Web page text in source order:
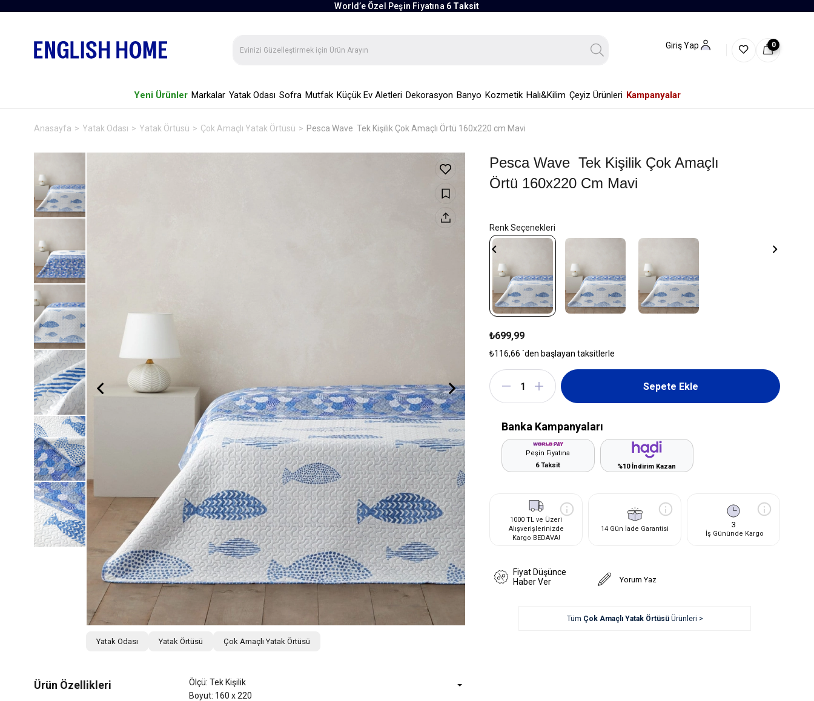
World’e Özel Peşin Fiyatına 6 Taksit
Giriş Yap 0
Yeni Ürünler Markalar Yatak Odası Sofra Mutfak Küçük Ev Aletleri Dekorasyon Banyo Kozmetik Halı&Kilim Çeyiz Ürünleri Kampanyalar
Anasayfa Yatak Odası Yatak Örtüsü Çok Amaçlı Yatak Örtüsü Pesca Wave Tek Kişilik Çok Amaçlı Örtü 160x220 cm Mavi
Yatak Odası Yatak Örtüsü Çok Amaçlı Yatak Örtüsü
Ürün Özellikleri
Ölçü: Tek Kişilik
Boyut: 160 x 220
Pesca Wave Tek Kişilik Çok Amaçlı
Örtü 160x220 Cm Mavi
₺699,99
₺116,66 `den başlayan taksitlerle
Banka Kampanyaları
Peşin Fiyatına
6 Taksit
%10 İndirim Kazan
1000 TL ve Üzeri
Alışverişlerinizde
Kargo BEDAVA!
14 Gün İade Garantisi 3
İş Gününde Kargo
Fiyat Düşünce
Haber Ver
Yorum Yaz
Tüm Çok Amaçlı Yatak ÖrtüsüÜrünleri >